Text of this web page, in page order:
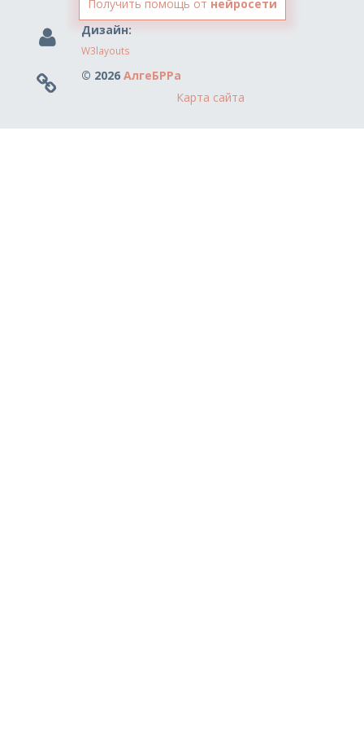
Получить помощь от нейросети
Дизайн:
W3layouts
© 2026 АлгеБРРа
Карта сайта